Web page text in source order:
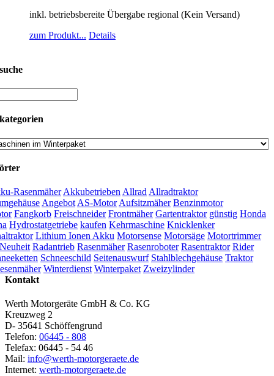
inkl. betriebsbereite Übergabe regional (Kein Versand)
zum Produkt... Details
Rasenmäher Akkubetrieben Allrad Allradtraktor
Angebot AS-Motor Aufsitzmäher Benzinmotor
Fangkorb Freischneider Frontmäher Gartentraktor günstig Honda
Hydrostatgetriebe kaufen Kehrmaschine Knicklenker
Lithium Ionen Akku Motorsense Motorsäge Motortrimmer
Neuheit Radantrieb Rasenmäher Rasenroboter Rasentraktor Rider
Schneeschild Seitenauswurf Stahlblechgehäuse Traktor
Winterdienst Winterpaket Zweizylinder
Kontakt
Werth Motorgeräte GmbH & Co. KG
Kreuzweg 2
D- 35641 Schöffengrund
Telefon: 06445 - 808
Telefax: 06445 - 54 46
Mail: info@werth-motorgeraete.de
Internet: werth-motorgeraete.de